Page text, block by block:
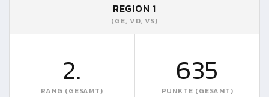
REGION 1
(GE, VD, VS)
2.
RANG (GESAMT)
635
PUNKTE (GESAMT)